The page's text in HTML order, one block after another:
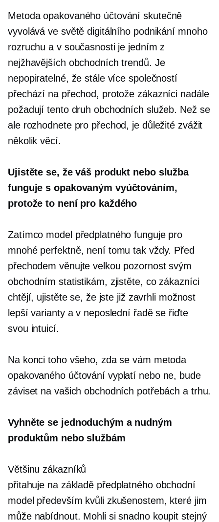
Metoda opakovaného účtování skutečně
vyvolává ve světě digitálního podnikání mnoho
rozruchu a v současnosti je jedním z
nejžhavějších obchodních trendů. Je
nepopiratelné, že stále více společností
přechází na přechod, protože zákazníci nadále
požadují tento druh obchodních služeb. Než se
ale rozhodnete pro přechod, je důležité zvážit
několik věcí.
Ujistěte se, že váš produkt nebo služba
funguje s opakovaným vyúčtováním,
protože to není pro každého
Zatímco model předplatného funguje pro
mnohé perfektně, není tomu tak vždy. Před
přechodem věnujte velkou pozornost svým
obchodním statistikám, zjistěte, co zákazníci
chtějí, ujistěte se, že jste již zavrhli možnost
lepší varianty a v neposlední řadě se řiďte
svou intuicí.
Na konci toho všeho, zda se vám metoda
opakovaného účtování vyplatí nebo ne, bude
záviset na vašich obchodních potřebách a trhu.
Vyhněte se jednoduchým a nudným
produktům nebo službám
Většinu zákazníků
přitahuje na základě předplatnéhoobchodní
model především kvůli zkušenostem, které jim
může nabídnout. Mohli si snadno koupit stejný